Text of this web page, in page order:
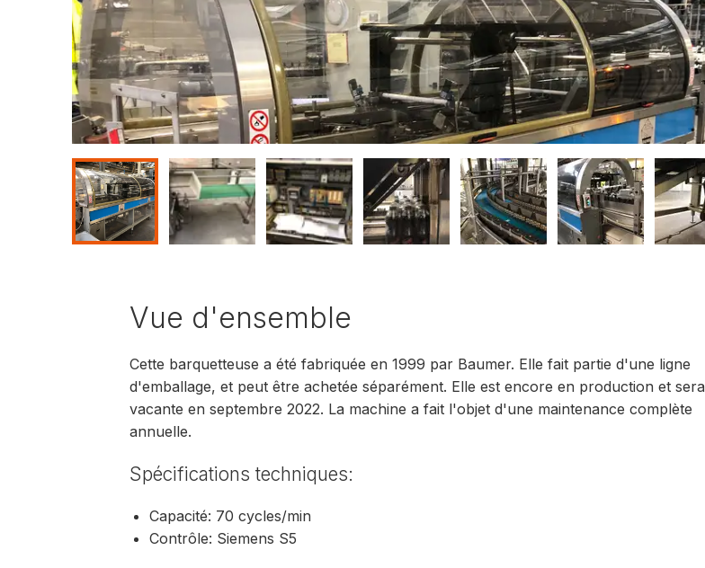
Vue d'ensemble
Cette barquetteuse a été fabriquée en 1999 par Baumer. Elle fait partie d'une ligne
d'emballage, et peut être achetée séparément. Elle est encore en production et sera
vacante en septembre 2022. La machine a fait l'objet d'une maintenance complète
annuelle.
Spécifications techniques:
Capacité: 70 cycles/min
Contrôle: Siemens S5